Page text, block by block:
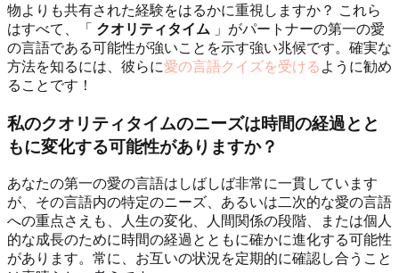
物よりも共有された経験をはるかに重視しますか？ これら
はすべて、「 クオリティタイム 」がパートナーの第一の愛
の言語である可能性が強いことを示す強い兆候です。確実な
方法を知るには、彼らに愛の言語クイズを受ける ように勧め
ることです！
私のクオリティタイムのニーズは時間の経過とと
もに変化する可能性がありますか？
あなたの第一の愛の言語はしばしば非常に一貫しています
が、その言語内の特定のニーズ、あるいは二次的な愛の言語
への重点さえも、人生の変化、人間関係の段階、または個人
的な成長のために時間の経過とともに確かに進化する可能性
があります。常に、お互いの状況を定期的に確認し合うこと